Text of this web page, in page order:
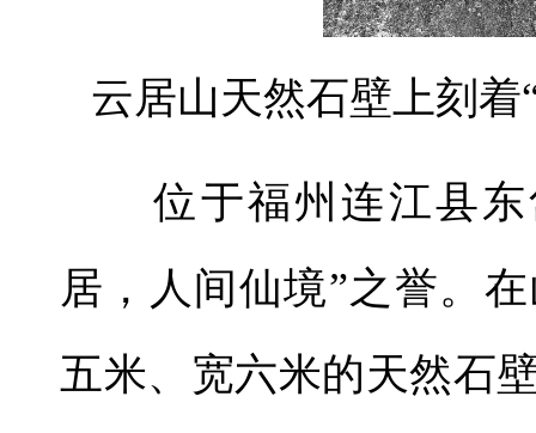
云居山天然石壁上刻
位于福州连江县东
居，人间仙境”之誉。
五米、宽六米的天然石